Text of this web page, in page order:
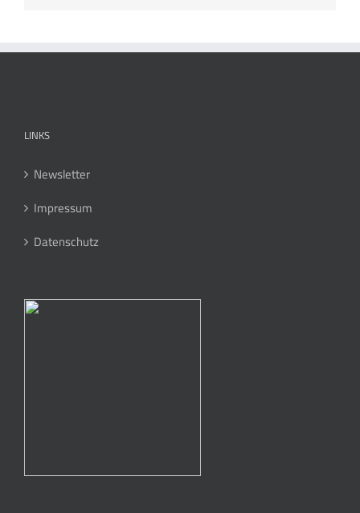
LINKS
Newsletter
Impressum
Datenschutz